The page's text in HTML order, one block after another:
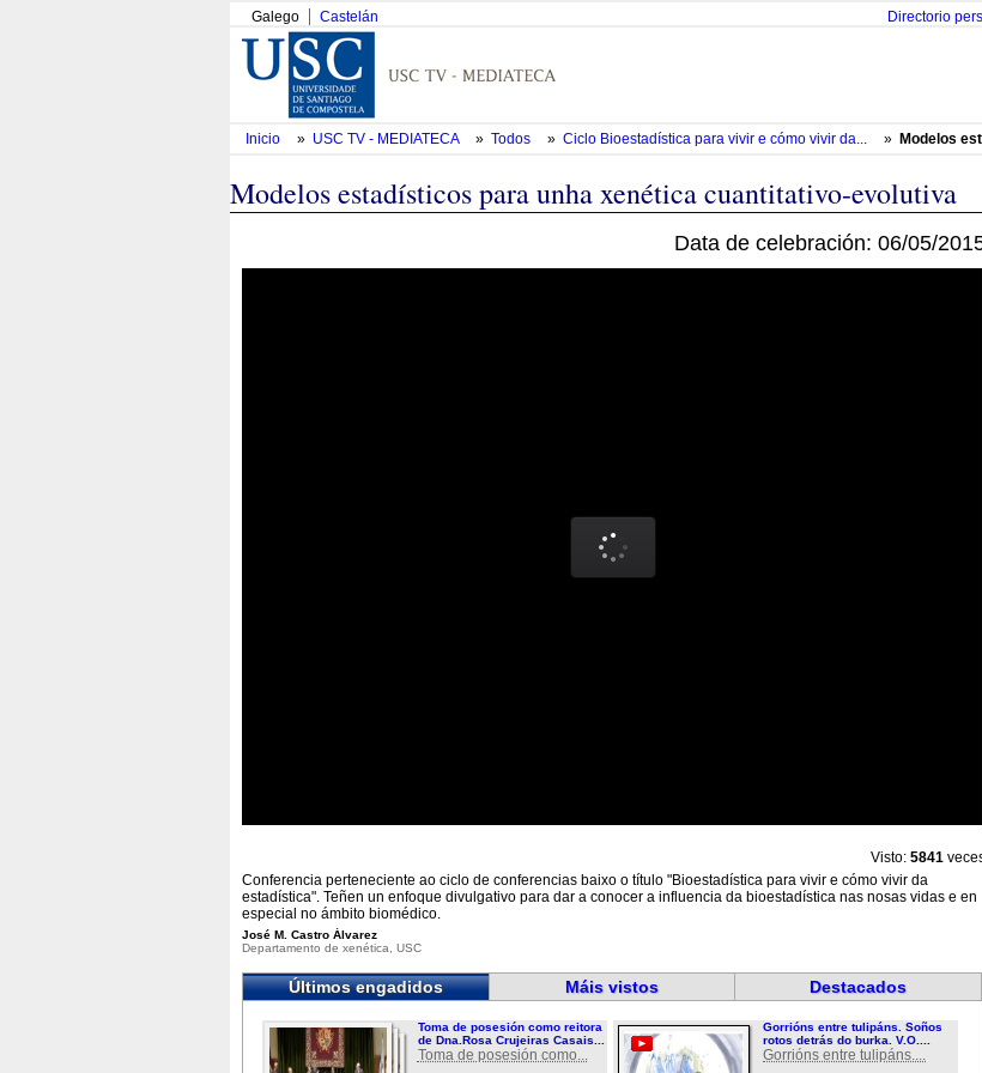
Galego Castelán Directorio
Inicio » USC TV - MEDIATECA » Todos » Ciclo Bioestadística para vivir e cómo vivir da... » Modelos
Modelos estadísticos para unha xenética cuantitativo-evolutiva
Data de celebración: 06/05/
Visto: 5841
Conferencia perteneciente ao ciclo de conferencias baixo o título "Bioestadística para vivir e cómo vivir da
estadística". Teñen un enfoque divulgativo para dar a conocer a influencia da bioestadística nas nosas vidas e en
especial no ámbito biomédico.
José M. Castro Álvarez
Departamento de xenética, USC
Últimos engadidos Máis vistos Destacados
Toma de posesión como reitora
de Dna.Rosa Crujeiras Casais...
Toma de posesión como...
Gorrións entre tulipáns. Soños
rotos detrás do burka. V.O....
Gorrións entre tulipáns....